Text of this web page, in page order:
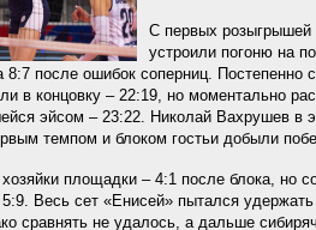
С первых розыгрышей
устроили погоню на
8:7 после ошибок соперниц.
в концовку – 22:19, но моментально
эйсом – 23:22. Николай Вахрушев в
темпом и блоком гостьи добыли
площадки – 4:1 после блока, но
Весь сет «Енисей» пытался
сравнять не удалось, а дальше